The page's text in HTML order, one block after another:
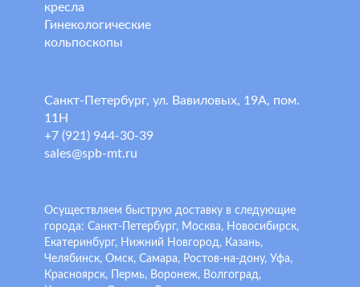
кресла
Гинекологические
кольпоскопы
Санкт-Петербург, ул. Вавиловых, 19А, пом.
11Н
+7 (921) 944-30-39
sales@spb-mt.ru
Осуществляем быструю доставку в следующие
города: Санкт-Петербург, Москва, Новосибирск,
Екатеринбург, Нижний Новгород, Казань,
Челябинск, Омск, Самара, Ростов-на-дону, Уфа,
Красноярск, Пермь, Воронеж, Волгоград,